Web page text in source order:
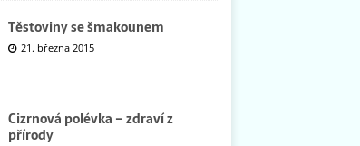
Těstoviny se šmakounem
21. března 2015
Cizrnová polévka – zdraví z
přírody